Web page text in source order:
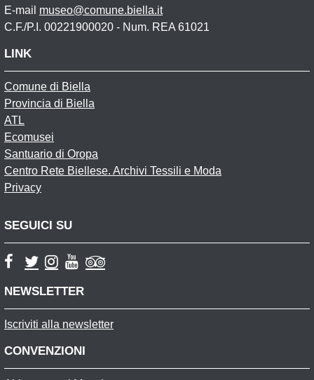
E-mail museo@comune.biella.it
C.F./P.I. 00221900020 - Num. REA 61021
LINK
Comune di Biella
Provincia di Biella
ATL
Ecomusei
Santuario di Oropa
Centro Rete Biellese. Archivi Tessili e Moda
Privacy
SEGUICI SU
NEWSLETTER
Iscriviti alla newsletter
CONVENZIONI